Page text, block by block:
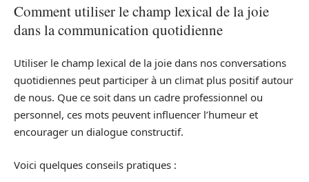
Comment utiliser le champ lexical de la joie
dans la communication quotidienne
Utiliser le champ lexical de la joie dans nos conversations
quotidiennes peut participer à un climat plus positif autour
de nous. Que ce soit dans un cadre professionnel ou
personnel, ces mots peuvent influencer l’humeur et
encourager un dialogue constructif.
Voici quelques conseils pratiques :